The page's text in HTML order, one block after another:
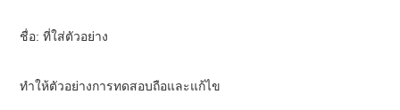
ชื่อ: ที่ใส่ตัวอย่าง
ทำให้ตัวอย่างการทดสอบถือและแก้ไข